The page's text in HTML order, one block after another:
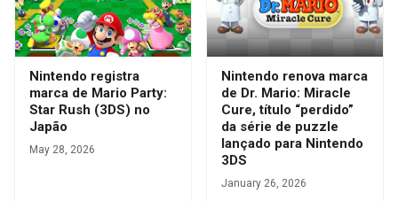
Nintendo registra
marca de Mario Party:
Star Rush (3DS) no
Japão
May 28, 2026
Nintendo renova marca
de Dr. Mario: Miracle
Cure, título “perdido”
da série de puzzle
lançado para Nintendo
3DS
January 26, 2026